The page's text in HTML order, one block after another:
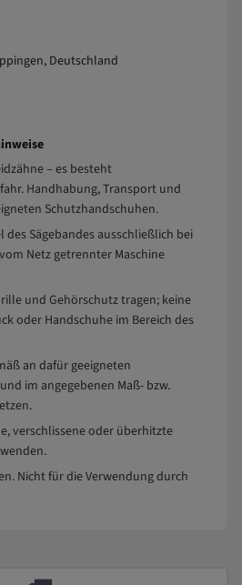
Deutschland
– es besteht
Handhabung, Transport und
Schutzhandschuhen.
des Sägebandes ausschließlich bei
Netz getrennter Maschine
und Gehörschutz tragen; keine
oder Handschuhe im Bereich des
an dafür geeigneten
im angegebenen Maß- bzw.
verschlissene oder überhitzte
Nicht für die Verwendung durch